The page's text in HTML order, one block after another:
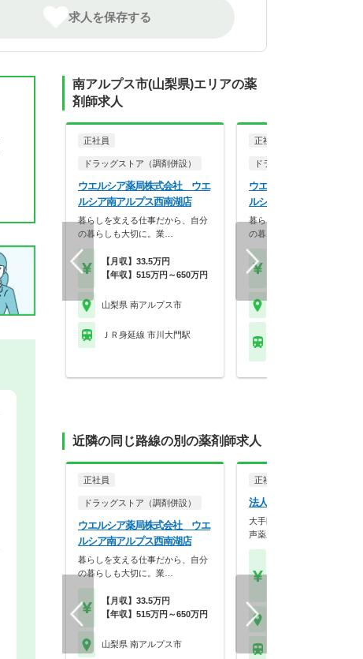
求人を保存する
南アルプス市(山梨県)エリアの薬
剤師求人
正社員
ドラッグストア（調剤併設）
ウエルシア薬局株式会社 ウエ
ルシア南アルプス西南湖店
暮らしを支える仕事だから、自分
の暮らしも大切に。業…
【月収】33.5万円
【年収】515万円～650万円
山梨県 南アルプス市
ＪＲ身延線 市川大門駅
正社員
ドラッグストア（調剤併設
ウエルシア薬局株式会社
ルシア南アルプス小笠原店
暮らしを支える仕事だから、
の暮らしも大切に。業…
近隣の同じ路線の別の薬剤師求人
正社員
ドラッグストア（調剤併設）
ウエルシア薬局株式会社 ウエ
ルシア南アルプス西南湖店
暮らしを支える仕事だから、自分
の暮らしも大切に。業…
【月収】33.5万円
【年収】515万円～650万円
山梨県 南アルプス市
正社員
法人名非公開
大手医薬品卸のグループ企業
声薬歴、自動在庫発注…